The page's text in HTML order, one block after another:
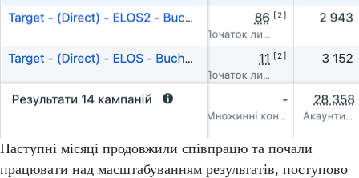
Наступні місяці продовжили співпрацю та почали
працювати над масштабуванням результатів, поступово